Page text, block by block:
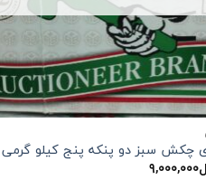
چکش سبز دو پنکه پنج کیلو گرمی
۹,۰۰۰,۰۰۰